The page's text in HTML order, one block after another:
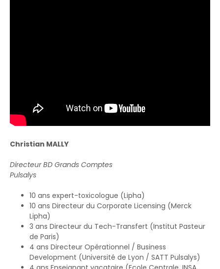
Christian MALLY
Directeur BD Grands Comptes
Pulsalys
10 ans expert-toxicologue (Lipha)
10 ans Directeur du Corporate Licensing (Merck
Lipha)
3 ans Directeur du Tech-Transfert (Institut Pasteur
de Paris)
4 ans Directeur Opérationnel / Business
Development (Université de Lyon / SATT Pulsalys)